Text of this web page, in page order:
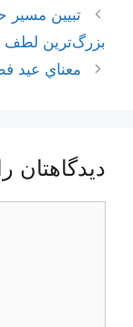
ناوبری
نوشته‌ها
تبیین مسیر
بزرگ‌ترین لطف
معناي‌ عيد
دیدگاهتان